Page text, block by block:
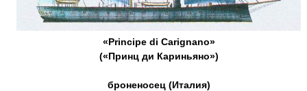
«Principe di Carignano»
(«Принц ди Кариньяно»)
броненосец (Италия)